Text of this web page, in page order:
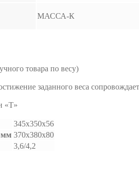
МАССА-К
товара по весу)
заданного веса
«T»
345х350х56
мм 370х380х80
3,6/4,2